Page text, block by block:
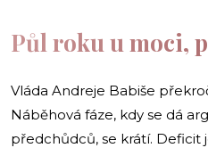
Půl roku u moci,
Vláda Andreje Babiše
Náběhová fáze, kdy se dá
předchůdců, se krátí. Deficit